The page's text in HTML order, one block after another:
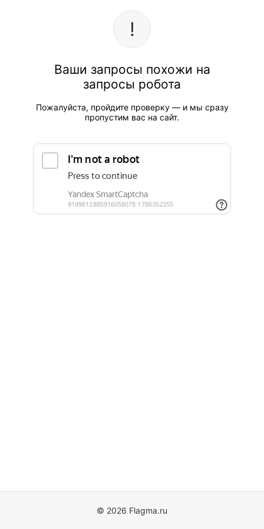
Ваши запросы похожи на
запросы робота
Пожалуйста, пройдите проверку — и мы сразу
пропустим вас на сайт.
© 2026 Flagma.ru